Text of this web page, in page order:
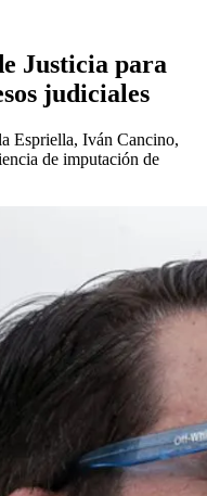
Justicia para
judiciales
Espriella, Iván Cancino,
de imputación de